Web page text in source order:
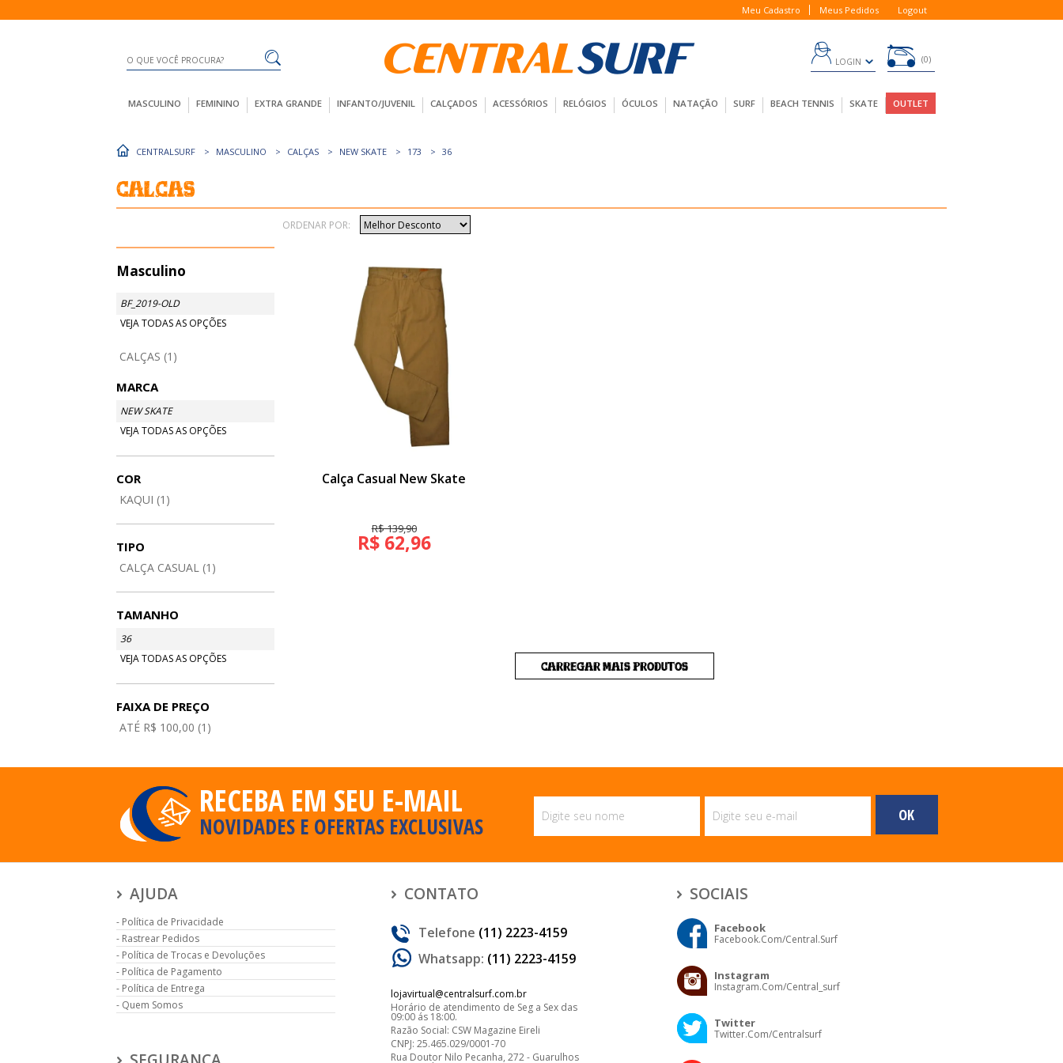
Meu Cadastro Meus Pedidos Logout
LOGIN 0
MASCULINO FEMININO EXTRA GRANDE INFANTO/JUVENIL CALÇADOS ACESSÓRIOS RELÓGIOS ÓCULOS NATAÇÃO SURF BEACH TENNIS SKATE OUTLET
CENTRALSURF MASCULINO CALÇAS NEW SKATE 173 36
Calças
Masculino
BF_2019-OLD
VEJA TODAS AS OPÇÕES
CALÇAS (1)
MARCA
NEW SKATE
VEJA TODAS AS OPÇÕES
COR
KAQUI (1)
TIPO
CALÇA CASUAL (1)
TAMANHO
36
VEJA TODAS AS OPÇÕES
FAIXA DE PREÇO
ATÉ R$ 100,00 (1)
ORDENAR POR:
Calça Casual New Skate
R$ 139,90
R$ 62,96
CARREGAR MAIS PRODUTOS
RECEBA EM SEU E-MAIL
NOVIDADES E OFERTAS EXCLUSIVAS
AJUDA
Política de Privacidade
Rastrear Pedidos
Política de Trocas e Devoluções
Política de Pagamento
Política de Entrega
Quem Somos
CONTATO
Telefone (11) 2223-4159
Whatsapp: (11) 2223-4159
lojavirtual@centralsurf.com.br
Horário de atendimento de Seg a Sex das
09:00 ás 18:00.
Razão Social: CSW Magazine Eireli
CNPJ: 25.465.029/0001-70
Rua Doutor Nilo Pecanha, 272 - Guarulhos
SOCIAIS
Facebook
Facebook.com/central.surf
Instagram
Instagram.com/central_surf
Twitter
Twitter.com/centralsurf